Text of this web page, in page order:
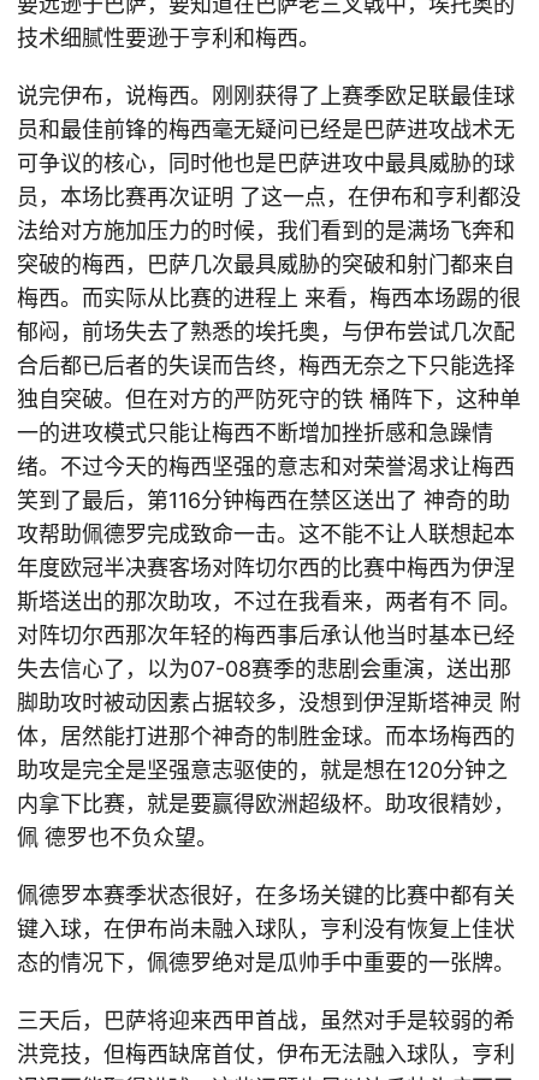
技术细腻性要逊于亨利和梅西。
说完伊布，说梅西。刚刚获得了上赛季欧足联最佳球
员和最佳前锋的梅西毫无疑问已经是巴萨进攻战术无
可争议的核心，同时他也是巴萨进攻中最具威胁的球
员，本场比赛再次证明 了这一点，在伊布和亨利都没
法给对方施加压力的时候，我们看到的是满场飞奔和
突破的梅西，巴萨几次最具威胁的突破和射门都来自
梅西。而实际从比赛的进程上 来看，梅西本场踢的很
郁闷，前场失去了熟悉的埃托奥，与伊布尝试几次配
合后都已后者的失误而告终，梅西无奈之下只能选择
独自突破。但在对方的严防死守的铁 桶阵下，这种单
一的进攻模式只能让梅西不断增加挫折感和急躁情
绪。不过今天的梅西坚强的意志和对荣誉渴求让梅西
笑到了最后，第116分钟梅西在禁区送出了 神奇的助
攻帮助佩德罗完成致命一击。这不能不让人联想起本
年度欧冠半决赛客场对阵切尔西的比赛中梅西为伊涅
斯塔送出的那次助攻，不过在我看来，两者有不 同。
对阵切尔西那次年轻的梅西事后承认他当时基本已经
失去信心了，以为07-08赛季的悲剧会重演，送出那
脚助攻时被动因素占据较多，没想到伊涅斯塔神灵 附
体，居然能打进那个神奇的制胜金球。而本场梅西的
助攻是完全是坚强意志驱使的，就是想在120分钟之
内拿下比赛，就是要赢得欧洲超级杯。助攻很精妙，
佩 德罗也不负众望。
佩德罗本赛季状态很好，在多场关键的比赛中都有关
键入球，在伊布尚未融入球队，亨利没有恢复上佳状
态的情况下，佩德罗绝对是瓜帅手中重要的一张牌。
三天后，巴萨将迎来西甲首战，虽然对手是较弱的希
洪竞技，但梅西缺席首仗，伊布无法融入球队，亨利